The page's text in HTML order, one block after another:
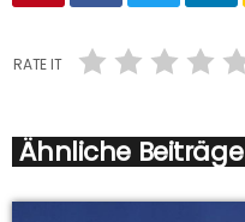
RATE IT
Ähnliche Beiträge